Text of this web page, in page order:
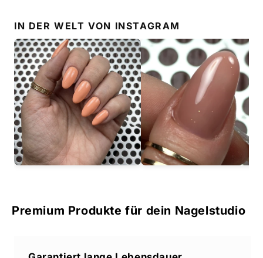
IN DER WELT VON INSTAGRAM
Premium Produkte für dein Nagelstudio